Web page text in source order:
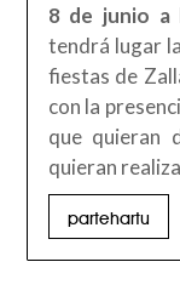
8 de junio a
tendrá lugar
fiestas de
con la
que quieran
quieran
partehartu